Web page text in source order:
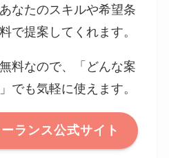
なたのスキルや希望条
で提案してくれます。
料なので、「どんな案
でも気軽に使えます。
ランス公式サイト